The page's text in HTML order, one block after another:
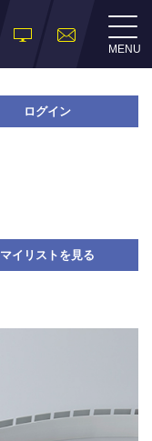
MENU
ログイン
マイリストを見る